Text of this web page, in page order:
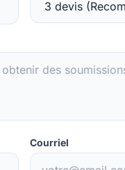
Courriel